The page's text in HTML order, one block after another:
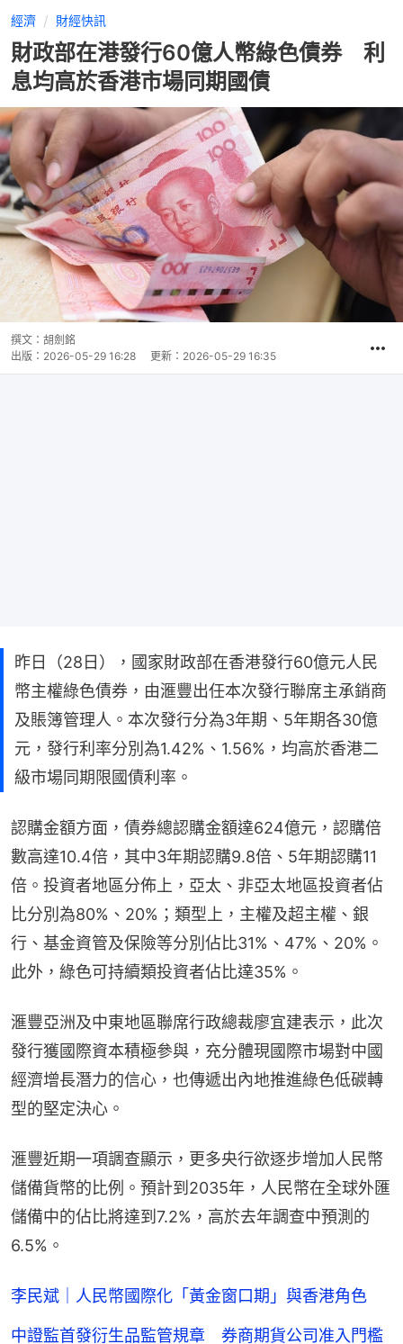
經濟 財經快訊
財政部在港發行60億人幣綠色債券 利
息均高於香港市場同期國債
撰文： 胡劍銘
出版： 2026-05-29 16:28 更新： 2026-05-29 16:35
昨日（28日），國家財政部在香港發行60億元人民
幣主權綠色債券，由滙豐出任本次發行聯席主承銷商
及賬簿管理人。本次發行分為3年期、5年期各30億
元，發行利率分別為1.42%、1.56%，均高於香港二
級市場同期限國債利率。
認購金額方面，債券總認購金額達624億元，認購倍
數高達10.4倍，其中3年期認購9.8倍、5年期認購11
倍。投資者地區分佈上，亞太、非亞太地區投資者佔
比分別為80%、20%；類型上，主權及超主權、銀
行、基金資管及保險等分別佔比31%、47%、20%。
此外，綠色可持續類投資者佔比達35%。
滙豐亞洲及中東地區聯席行政總裁廖宜建表示，此次
發行獲國際資本積極參與，充分體現國際市場對中國
經濟增長潛力的信心，也傳遞出內地推進綠色低碳轉
型的堅定決心。
滙豐近期一項調查顯示，更多央行欲逐步增加人民幣
儲備貨幣的比例。預計到2035年，人民幣在全球外匯
儲備中的佔比將達到7.2%，高於去年調查中預測的
6.5%。
李民斌｜人民幣國際化「黃金窗口期」與香港角色
中證監首發衍生品監管規章 券商期貨公司准入門檻